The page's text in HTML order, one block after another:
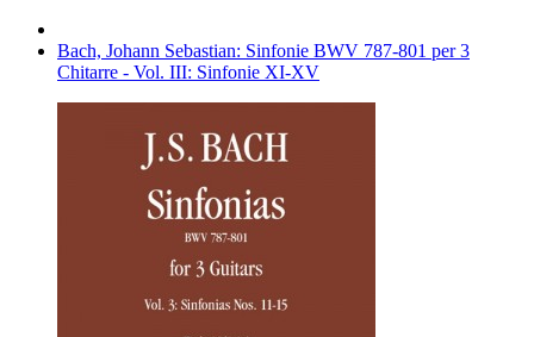
Bach, Johann Sebastian: Sinfonie BWV 787-801 per 3
Chitarre - Vol. III: Sinfonie XI-XV